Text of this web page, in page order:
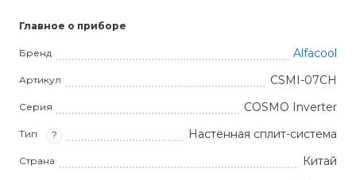
Главное о приборе
Бренд Alfacool
Артикул CSMI-07CH
Серия COSMO Inverter
Тип ? Настенная сплит-система
Страна Китай